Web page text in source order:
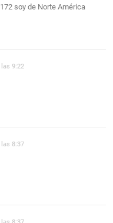
soy de Norte América
9:22
8:37